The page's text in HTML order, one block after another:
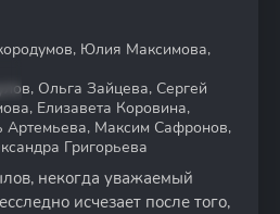
Юлия Максимова,
Ольга Зайцева, Сергей
Елизавета Коровина,
Артемьева, Максим Сафронов,
Григорьева
некогда уважаемый
исчезает после того,